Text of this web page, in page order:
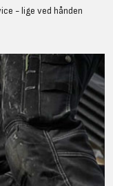
- lige ved hånden